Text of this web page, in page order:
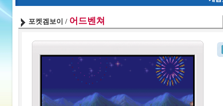
포켓겜보이 / 어드벤쳐